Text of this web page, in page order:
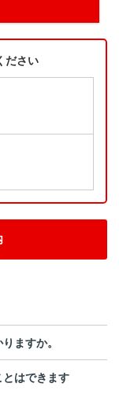
ださい
ますか。
はできます